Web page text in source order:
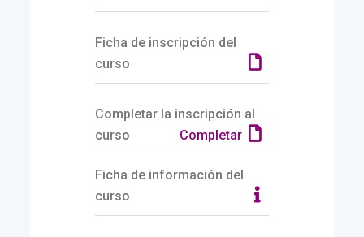
Ficha de inscripción del
curso
Completar la inscripción al
curso
Completar
Ficha de información del
curso